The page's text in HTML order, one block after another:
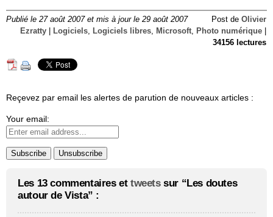
Publié le 27 août 2007 et mis à jour le 29 août 2007 Post de Olivier
Ezratty
Logiciels, Logiciels libres, Microsoft, Photo numérique
34156 lectures
Reçevez par email les alertes de parution de nouveaux articles :
Your email:
Les 13 commentaires et tweetssur “Les doutes
autour de Vista” :